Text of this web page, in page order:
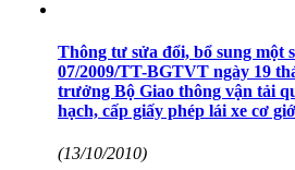
Thông tư sửa đổi, bổ sung một
07/2009/TT-BGTVT ngày 19
trưởng Bộ Giao thông vận tải
hạch, cấp giấy phép lái xe cơ
(13/10/2010)